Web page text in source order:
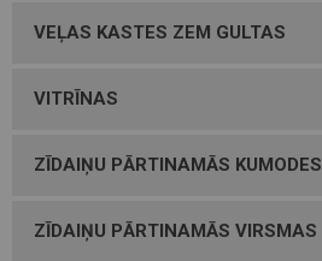
VEĻAS KASTES ZEM GULTAS
VITRĪNAS
ZĪDAIŅU PĀRTINAMĀS KUMODES
ZĪDAIŅU PĀRTINAMĀS VIRSMAS